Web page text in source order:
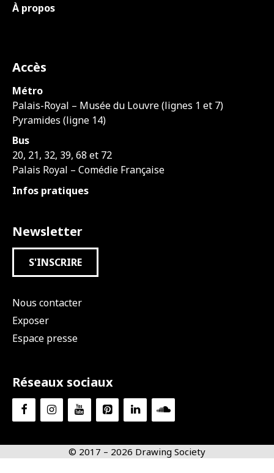
À propos
Accès
Métro
Palais-Royal – Musée du Louvre (lignes 1 et 7)
Pyramides (ligne 14)
Bus
20, 21, 32, 39, 68 et 72
Palais Royal – Comédie Française
Infos pratiques
Newsletter
S'INSCRIRE
Nous contacter
Exposer
Espace presse
Réseaux sociaux
© 2017 – 2026 Drawing Society